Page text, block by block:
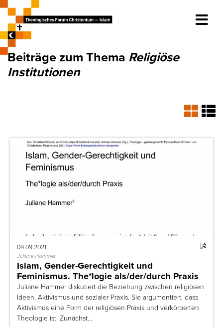
Beiträge zum Thema Religiöse
Institutionen
09.09.2021
Juliane Hammer
Islam, Gender-Gerechtigkeit und
Feminismus. The*logie als/der/durch Praxis
Juliane Hammer diskutiert die Beziehung zwischen religiösen
Ideen, Aktivismus und sozialer Praxis. Sie argumentiert, dass
Aktivismus eine Form der religiösen Praxis und verkörperten
Theologie ist. Zunächst…